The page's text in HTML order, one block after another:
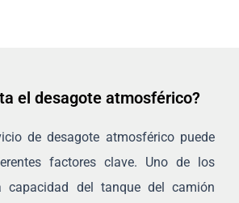
el desagote atmosférico?
de desagote atmosférico puede
factores clave. Uno de los
capacidad del tanque del camión